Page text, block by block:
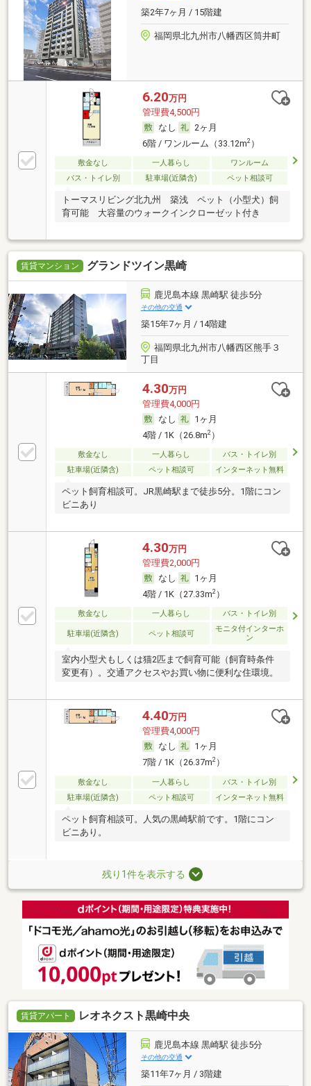
築2年7ヶ月 / 15階建
福岡県北九州市八幡西区筒井町
6.20万円
管理費4,500円
なし
2ヶ月
6階 / ワンルーム（33.12m2）
敷金なし 一人暮らし
ワンルーム
バス・トイレ別
駐車場(近隣含) ペット相談可
トーマスリビング北九州 築浅 ペット（小型犬）飼
育可能 大容量のウォークインクローゼット付き
賃貸マンション グランドツイン黒崎
鹿児島本線 黒崎駅 徒歩5分
その他の交通
築15年7ヶ月 / 14階建
福岡県北九州市八幡西区熊手３
丁目
4.30万円
管理費4,000円
なし
1ヶ月
4階 / 1K（26.8m2）
敷金なし 一人暮らし
バス・トイレ別
駐車場(近隣含)
ペット相談可 インターネット無料
ペット飼育相談可。JR黒崎駅まで徒歩5分。1階にコン
ビニあり
4.30万円
管理費2,000円
なし
1ヶ月
4階 / 1K（27.33m2）
敷金なし 一人暮らし バス・トイレ別
駐車場(近隣含) ペット相談可
モニタ付インターホ
ン
室内小型犬もしくは猫2匹まで飼育可能（飼育時条件
変更有）。交通アクセスやお買い物に便利な住環境。
4.40万円
管理費4,000円
なし
1ヶ月
7階 / 1K（26.37m2）
敷金なし 一人暮らし
バス・トイレ別
駐車場(近隣含)
ペット相談可 インターネット無料
ペット飼育相談可。人気の黒崎駅前です。1階にコン
ビニあり。
残り1件を表示する
賃貸アパート レオネクスト黒崎中央
鹿児島本線 黒崎駅 徒歩5分
その他の交通
築11年7ヶ月 / 3階建